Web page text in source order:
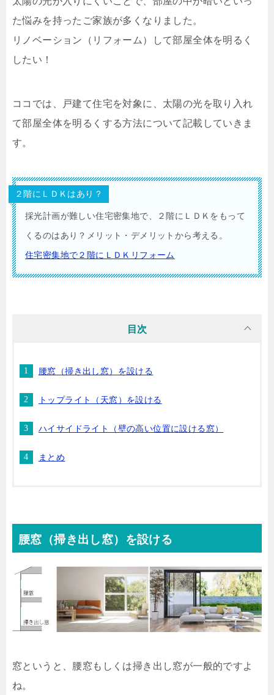
た悩みを持ったご家族が多くなりました。
リノベーション（リフォーム）して部屋全体を明るく
したい！
ココでは、戸建て住宅を対象に、太陽の光を取り入れ
て部屋全体を明るくする方法について記載していきま
す。
２階にＬＤＫはあり？
採光計画が難しい住宅密集地で、２階にＬＤＫをもって
くるのはあり？メリット・デメリットから考える。
住宅密集地で２階にＬＤＫリフォーム
目次
腰窓（掃き出し窓）を設ける
トップライト（天窓）を設ける
ハイサイドライト（壁の高い位置に設ける窓）
まとめ
腰窓（掃き出し窓）を設ける
窓というと、腰窓もしくは掃き出し窓が一般的ですよ
ね。